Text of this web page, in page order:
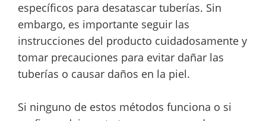
específicos para desatascar tuberías. Sin
embargo, es importante seguir las
instrucciones del producto cuidadosamente y
tomar precauciones para evitar dañar las
tuberías o causar daños en la piel.
Si ninguno de estos métodos funciona o si